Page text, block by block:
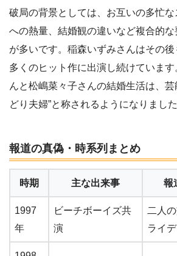
破局の背景としては、お互いの多忙
への熱量、結婚観の違いなど複合的
が多いです。稲森いずみさんはその
多くのヒット作に出演し続けていま
んと松嶋菜々子さんの結婚生活は、芸
どり夫婦”と称されるようになりました
報道の真偽・時系列まとめ
時期 主な出来事 報
1997
年
ビーチボーイズ共
演
二人
ライ